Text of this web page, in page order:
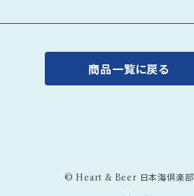
商品一覧に戻る
© Heart & Beer 日本海倶楽部